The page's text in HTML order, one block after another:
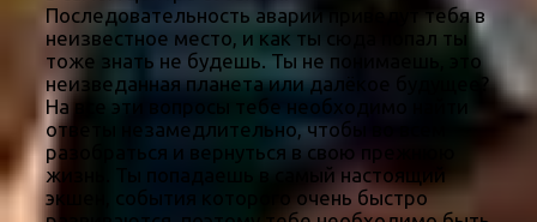
Последовательность аварии приведут тебя в
неизвестное место, и как ты сюда попал ты
тоже знать не будешь. Ты не понимаешь, это
неизведанная планета или далёкое будущее?
На все эти вопросы тебе необходимо найти
ответы незамедлительно, чтобы во всем
разобраться и вернуться в свою прежнюю
жизнь. Ты попадаешь в самый настоящий
экшен, события которого очень быстро